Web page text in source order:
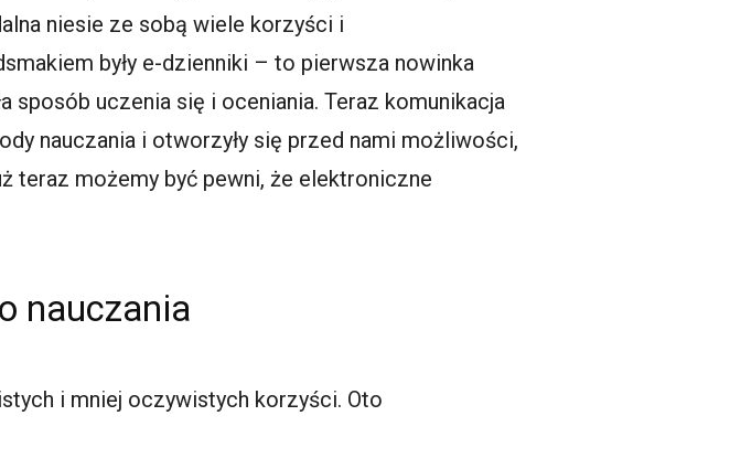
niesie ze sobą wiele korzyści i
były e-dzienniki – to pierwsza nowinka
uczenia się i oceniania. Teraz komunikacja
nauczania i otworzyły się przed nami możliwości,
teraz możemy być pewni, że elektroniczne
nauczania
i mniej oczywistych korzyści. Oto